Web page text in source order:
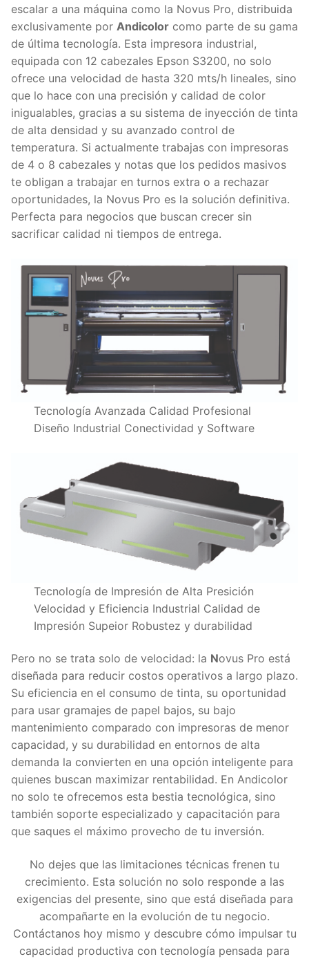
escalar a una máquina como la Novus Pro, distribuida
exclusivamente por Andicolor como parte de su gama
de última tecnología. Esta impresora industrial,
equipada con 12 cabezales Epson S3200, no solo
ofrece una velocidad de hasta 320 mts/h lineales, sino
que lo hace con una precisión y calidad de color
inigualables, gracias a su sistema de inyección de tinta
de alta densidad y su avanzado control de
temperatura. Si actualmente trabajas con impresoras
de 4 o 8 cabezales y notas que los pedidos masivos
te obligan a trabajar en turnos extra o a rechazar
oportunidades, la Novus Pro es la solución definitiva.
Perfecta para negocios que buscan crecer sin
sacrificar calidad ni tiempos de entrega.
Tecnología Avanzada Calidad Profesional
Diseño Industrial Conectividad y Software
Tecnología de Impresión de Alta Presición
Velocidad y Eficiencia Industrial Calidad de
Impresión Supeior Robustez y durabilidad
Pero no se trata solo de velocidad: la Novus Pro está
diseñada para reducir costos operativos a largo plazo.
Su eficiencia en el consumo de tinta, su oportunidad
para usar gramajes de papel bajos, su bajo
mantenimiento comparado con impresoras de menor
capacidad, y su durabilidad en entornos de alta
demanda la convierten en una opción inteligente para
quienes buscan maximizar rentabilidad. En Andicolor
no solo te ofrecemos esta bestia tecnológica, sino
también soporte especializado y capacitación para
que saques el máximo provecho de tu inversión.
No dejes que las limitaciones técnicas frenen tu
crecimiento. Esta solución no solo responde a las
exigencias del presente, sino que está diseñada para
acompañarte en la evolución de tu negocio.
Contáctanos hoy mismo y descubre cómo impulsar tu
capacidad productiva con tecnología pensada para